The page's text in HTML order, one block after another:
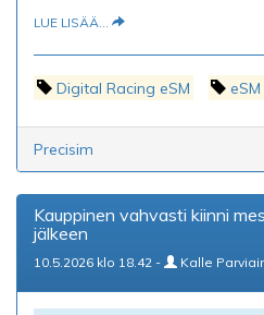
LUE LISÄÄ...
Digital Racing eSM
Precisim
Kauppinen vahvasti kiinni
jälkeen
10.5.2026 klo 18.42 - Kalle